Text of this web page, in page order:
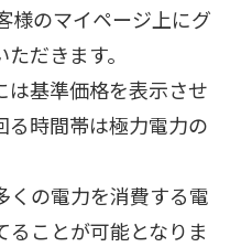
様のマイページ上にグ
だきます。
は基準価格を表示させ
る時間帯は極力電力の
くの電力を消費する電
ことが可能となりま